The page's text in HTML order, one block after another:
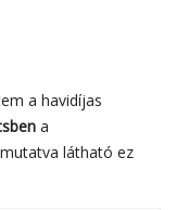
a havidíjas
a
látható ez